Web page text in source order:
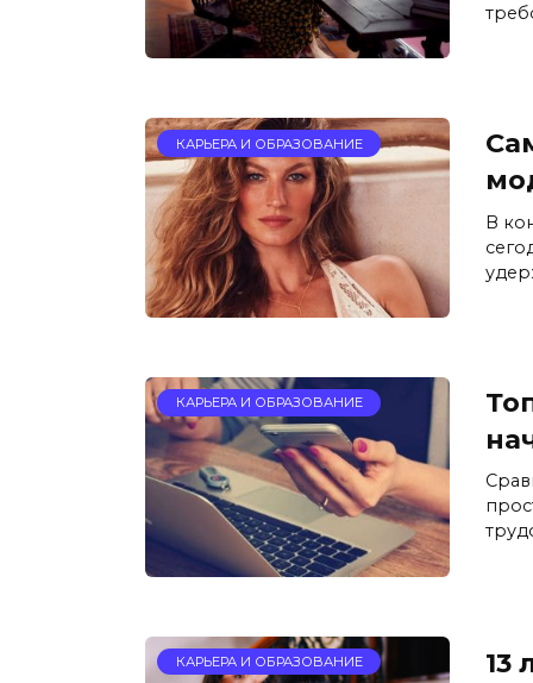
КАРЬЕРА И ОБРАЗОВАНИЕ
В
КАРЬЕРА И ОБРАЗОВАНИЕ
КАРЬЕРА И ОБРАЗОВАНИЕ 13